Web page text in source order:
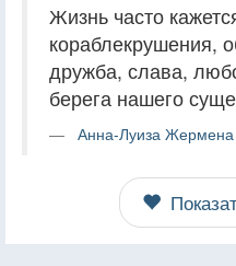
Жизнь часто
кораблекрушения,
дружба, слава,
берега нашего
Анна-Луиза Жермена